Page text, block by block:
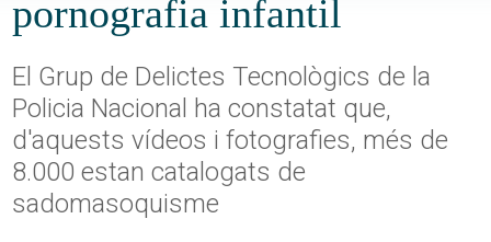
pornografia infantil
El Grup de Delictes Tecnològics de la
Policia Nacional ha constatat que,
d'aquests vídeos i fotografies, més de
8.000 estan catalogats de
sadomasoquisme